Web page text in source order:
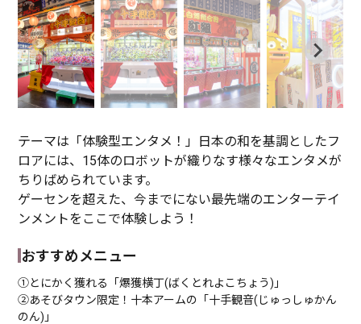
テーマは「体験型エンタメ！」日本の和を基調としたフ
ロアには、15体のロボットが織りなす様々なエンタメが
ちりばめられています。
ゲーセンを超えた、今までにない最先端のエンターテイ
ンメントをここで体験しよう！
おすすめメニュー
①とにかく獲れる「爆獲横丁(ばくとれよこちょう)」
②あそびタウン限定！十本アームの「十手観音(じゅっしゅかん
のん)」